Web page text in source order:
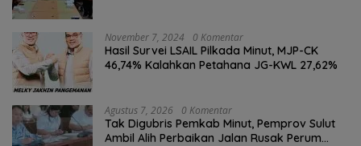
November 7, 2024 0 Komentar
Hasil Survei LSAIL Pilkada Minut, MJP-CK
46,74% Kalahkan Petahana JG-KWL 27,62%
Agustus 7, 2026 0 Komentar
Tak Digubris Pemkab Minut, Pemprov Sulut
Ambil Alih Perbaikan Jalan Rusak Perum